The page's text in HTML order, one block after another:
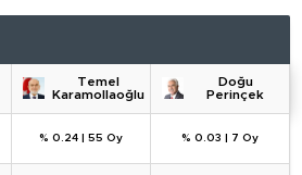
Temel
Karamollaoğlu
Doğu
Perinçek
% 0.24 55 Oy % 0.03 7 Oy